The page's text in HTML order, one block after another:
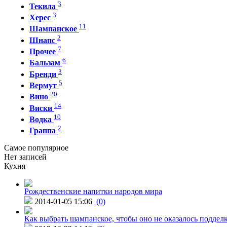
Текила 3
Херес 3
Шампанское 11
Шнапс 2
Прочее 7
Бальзам 6
Бренди 3
Вермут 5
Вино 20
Виски 14
Водка 10
Граппа 2
Самое популярное
Нет записей
Кухня
Рождественские напитки народов мира
2014-01-05 15:06 (0)
Как выбрать шампанское, чтобы оно не оказалось